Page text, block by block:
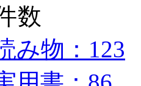
数
み物：123